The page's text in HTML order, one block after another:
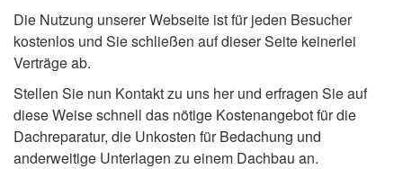
Die Nutzung unserer Webseite ist für jeden Besucher
kostenlos und Sie schließen auf dieser Seite keinerlei
Verträge ab.
Stellen Sie nun Kontakt zu uns her und erfragen Sie auf
diese Weise schnell das nötige Kostenangebot für die
Dachreparatur, die Unkosten für Bedachung und
anderweitige Unterlagen zu einem Dachbau an.